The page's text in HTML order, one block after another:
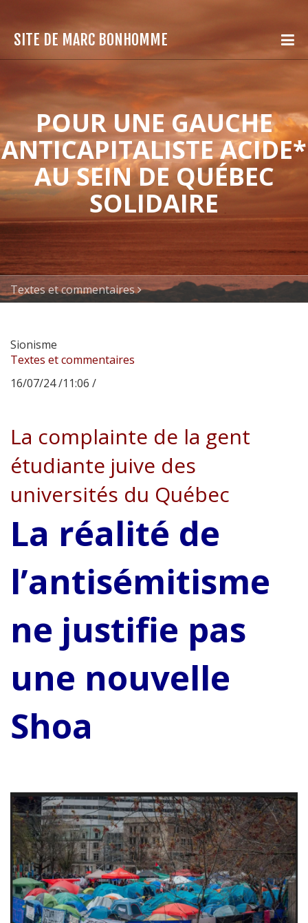
SITE DE MARC BONHOMME
POUR UNE GAUCHE
ANTICAPITALISTE ACIDE*
AU SEIN DE QUÉBEC
SOLIDAIRE
Textes et commentaires
Sionisme
Textes et commentaires
16/07/24 /11:06 /
La complainte de la gent
étudiante juive des
universités du Québec
La réalité de
l’antisémitisme
ne justifie pas
une nouvelle
Shoa